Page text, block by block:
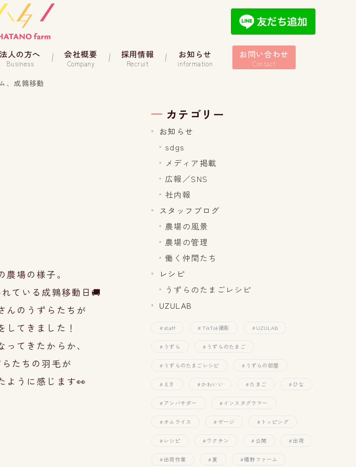
法人の方へ
Business
会社概要
Company
採用情報
Recruit
お知らせ
information
お問い合わせ
Contact
、成鶉移動
農場の様子。
ている成鶉移動日🚚
んのうずらたちが
してき ました！
ってきたからか、
たちの羽 毛が
ように感じま す👀
カテゴリー
お知らせ
sdgs
メディア掲載
広報／SNS
社内報
スタッフブログ
農場の風景
農場の管理
働く仲間たち
レシピ
うずらのたまごレシピ
UZULAB
staff TikTok撮影 UZULAB
うずら うずらのたまご
うずらのたまごレシピ うずらの部屋
えさ かわいい たまご ひな
アンバサダー インスタグラマー
オムライス ゲージ トッピング
レシピ ワクチン 公開 出荷
出荷作業 夏 幡野ファーム